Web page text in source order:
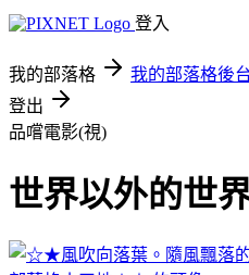
登入
我的部落格 我的部落格後
登出
品嚐電影(視)
世界以外的世